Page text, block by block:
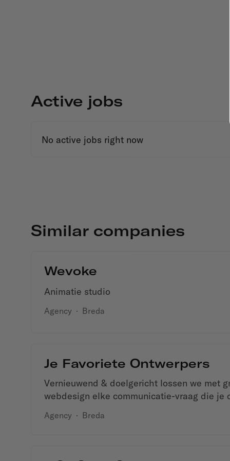
Active jobs
No active jobs right now
Similar companies
Wevoke
Animatie studio
Agency · Breda
Je Favoriete Ontwerpers
Vernieuwend & doelgericht lossen we met
webdesign elke communicatie-vraag die je
Agency · Breda